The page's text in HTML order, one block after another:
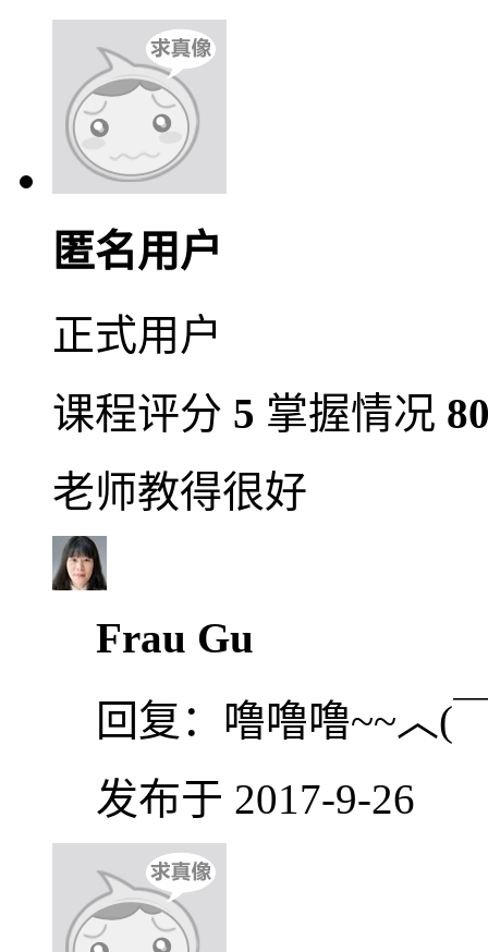
匿名用户
正式用户
课程评分 5 掌握情况
老师教得很好
Frau Gu
回复： 噜噜噜~~︿(
发布于 2017-9-26